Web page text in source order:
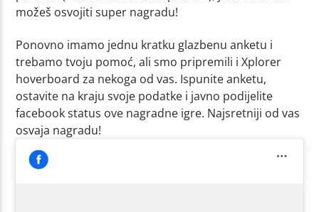
možeš osvojiti super nagradu!
Ponovno imamo jednu kratku glazbenu anketu i
trebamo tvoju pomoć, ali smo pripremili i Xplorer
hoverboard za nekoga od vas. Ispunite anketu,
ostavite na kraju svoje podatke i javno podijelite
facebook status ove nagradne igre. Najsretniji od vas
osvaja nagradu!